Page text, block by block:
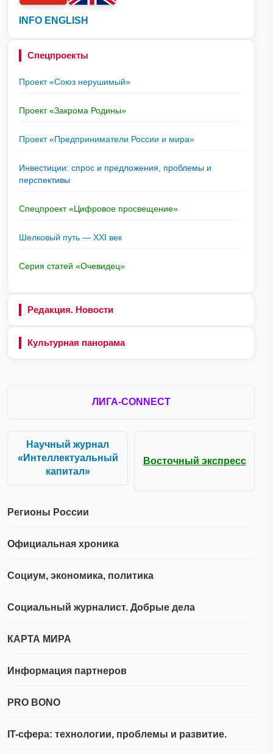
INFO ENGLISH
Спецпроекты
Проект «Союз нерушимый»
Проект «Закрома Родины»
Проект «Предприниматели России и мира»
Инвестиции: спрос и предложения, проблемы и
перспективы
Спецпроект «Цифровое просвещение»
Шелковый путь — XXI век
Серия статей «Очевидец»
Редакция. Новости
Культурная панорама
ЛИГА-CONNECT
Научный журнал
«Интеллектуальный
капитал»
Восточный экспресс
Регионы России
Официальная хроника
Социум, экономика, политика
Социальный журналист. Добрые дела
КАРТА МИРА
Информация партнеров
PRO BONO
IT-сфера: технологии, проблемы и развитие.